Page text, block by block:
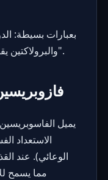
بعبارات بسيطة:
والبرولاكتين يقول "لقد حصلت عليه، والآن استرح".
يميل الفاسوبريسين
الاستعداد
الوعائي). عند
مما يسمح